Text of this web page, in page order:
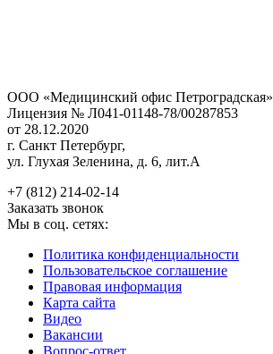
ООО «Медицинский офис Петроградская»
Лицензия № Л041-01148-78/00287853
от 28.12.2020
г. Санкт Петербург,
ул. Глухая Зеленина, д. 6, лит.А
+7 (812) 214-02-14
Заказать звонок
Мы в соц. сетях:
Политика конфиденциальности
Пользовательское соглашение
Правовая информация
Карта сайта
Видео
Вакансии